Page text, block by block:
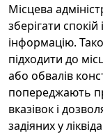
Місцева
зберігати
інформацію.
підходити до
або обвалів
попереджають
вказівок і
задіяних у